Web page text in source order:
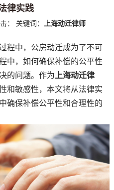
律实践
： 关键词： 上海动迁律师
中，公房动迁成为了不可
中，如何确保补偿的公平性
的问题。作为 上海动迁律
和敏感性，本文将从法律实
确保补偿公平性和合理性的